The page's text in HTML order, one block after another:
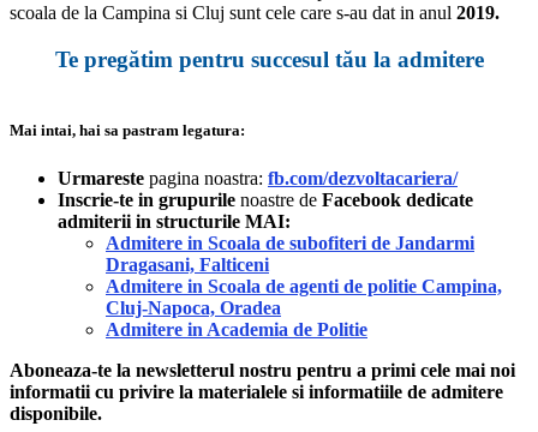
scoala de la Campina si Cluj sunt cele care s-au dat in anul 2019.
Te pregătim pentru succesul tău la admitere
Mai intai, hai sa pastram legatura:
Urmareste pagina noastra: fb.com/dezvoltacariera/
Inscrie-te in grupurile noastre de Facebook dedicate
admiterii in structurile MAI:
Admitere in Scoala de subofiteri de Jandarmi
Dragasani, Falticeni
Admitere in Scoala de agenti de politie Campina,
Cluj-Napoca, Oradea
Admitere in Academia de Politie
Aboneaza-te la newsletterul nostru pentru a primi cele mai noi
informatii cu privire la materialele si informatiile de admitere
disponibile.